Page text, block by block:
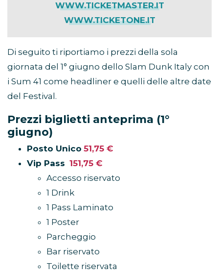
WWW.TICKETMASTER.IT
WWW.TICKETONE.IT
Di seguito ti riportiamo i prezzi della sola
giornata del 1° giugno dello Slam Dunk Italy con
i Sum 41 come headliner e quelli delle altre date
del Festival.
Prezzi biglietti anteprima (1°
giugno)
Posto Unico 51,75 €
Vip Pass 151,75 €
Accesso riservato
1 Drink
1 Pass Laminato
1 Poster
Parcheggio
Bar riservato
Toilette riservata